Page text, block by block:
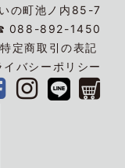
の町池ノ内85-7
088-892-1450
特定商取引の表記
イバシーポリシー